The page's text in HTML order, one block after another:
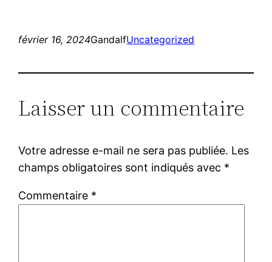
février 16, 2024GandalfUncategorized
Laisser un commentaire
Votre adresse e-mail ne sera pas publiée. Les
champs obligatoires sont indiqués avec *
Commentaire *